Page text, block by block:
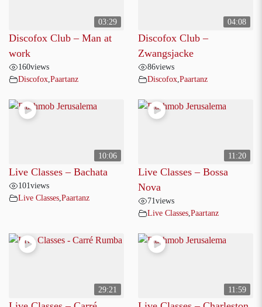
03:29
Discofox Club – Man at
work
160views
Discofox,Paartanz
04:08
Discofox Club –
Zwangsjacke
86views
Discofox,Paartanz
10:06
Live Classes – Bachata
101views
Live Classes Paartanz
11:20
Live Classes – Bossa
Nova
71views
Live Classes Paartanz
29:21 11:59